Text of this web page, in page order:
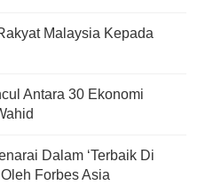
Malaysia Kepada
Antara 30 Ekonomi
Dalam ‘Terbaik Di
Forbes Asia